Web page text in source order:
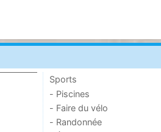
Sports
- Piscines
- Faire du vélo
- Randonnée